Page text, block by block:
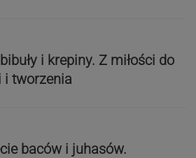
i krepiny. Z miłości do
i tworzenia
baców i juhasów.